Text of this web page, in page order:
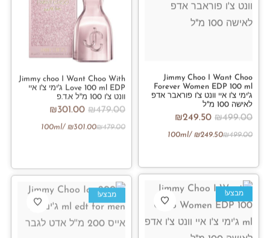
Jimmy Choo I Want Choo
Forever Women EDP 100 ml
ג'ימי צ'ו איי וונט צ'ו פוראבר אדפ
לאישה 100 מ"ל
₪499.00
₪249.50
₪499.00
₪249.50
/100ml
Jimmy choo I Want Choo With
Love 100 ml EDP ג'ימי צ'ו איי
וונט צ'ו 100 מ''ל א.ד.פ
₪479.00
₪301.00
₪479.00
₪301.00
/100ml
מבצע! מבצע!